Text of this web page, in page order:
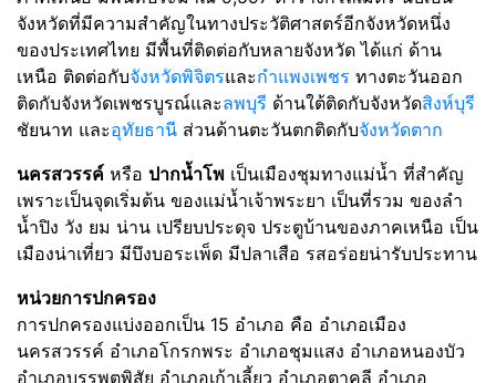
จังหวัดที่มีความสำคัญในทางประวัติศาสตร์อีกจังหวัดหนึ่ง
ของประเทศไทย มีพื้นที่ติดต่อกับหลายจังหวัด ได้แก่ ด้าน
เหนือ ติดต่อกับจังหวัดพิจิตรและกำแพงเพชร ทางตะวันออก
ติดกับจังหวัดเพชรบูรณ์และลพบุรี ด้านใต้ติดกับจังหวัดสิงห์บุรี
ชัยนาท และอุทัยธานี ส่วนด้านตะวันตกติดกับจังหวัดตาก
นครสวรรค์ หรือ ปากน้ำโพ เป็นเมืองชุมทางแม่น้ำ ที่สำคัญ
เพราะเป็นจุดเริ่มต้น ของแม่น้ำเจ้าพระยา เป็นที่รวม ของลำ
น้ำปิง วัง ยม น่าน เปรียบประดุจ ประตูบ้านของภาคเหนือ เป็น
เมืองน่าเที่ยว มีบึงบอระเพ็ด มีปลาเสือ รสอร่อยน่ารับประทาน
หน่วยการปกครอง
การปกครองแบ่งออกเป็น 15 อำเภอ คือ อำเภอเมือง
นครสวรรค์ อำเภอโกรกพระ อำเภอชุมแสง อำเภอหนองบัว
อำเภอบรรพตพิสัย อำเภอเก้าเลี้ยว อำเภอตาคลี อำเภอ